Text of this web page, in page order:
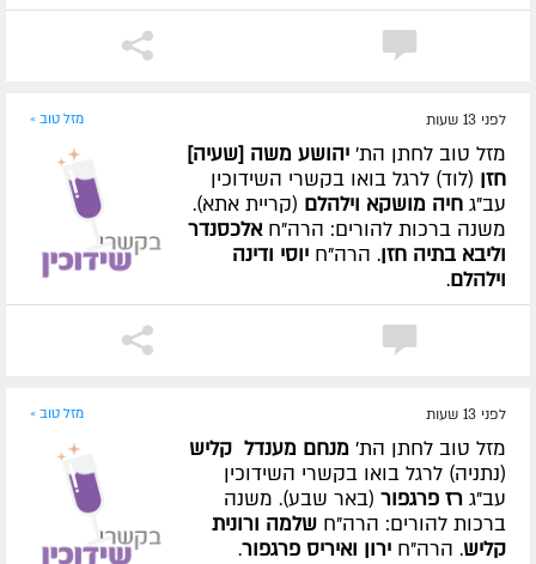
לפני 13 שעות מזל טוב »
מזל טוב לחתן הת' יהושע משה [שעיה]
חזן (לוד) לרגל בואו בקשרי השידוכין
עב"ג חיה מושקא וילהלם (קריית אתא).
משנה ברכות להורים: הרה"חאלכסנדר
וליבא בתיה חזן. הרה"ח יוסי ודינה
וילהלם.
לפני 13 שעות מזל טוב »
מזל טוב לחתן הת' מנחם מענדל קליש
(נתניה) לרגל בואו בקשרי השידוכין
עב"ג רז פרגפור (באר שבע). משנה
ברכות להורים: הרה"ח שלמה ורונית
קליש. הרה"ח ירון ואיריס פרגפור.